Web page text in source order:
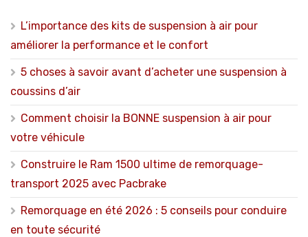
L’importance des kits de suspension à air pour
améliorer la performance et le confort
5 choses à savoir avant d’acheter une suspension à
coussins d’air
Comment choisir la BONNE suspension à air pour
votre véhicule
Construire le Ram 1500 ultime de remorquage-
transport 2025 avec Pacbrake
Remorquage en été 2026 : 5 conseils pour conduire
en toute sécurité